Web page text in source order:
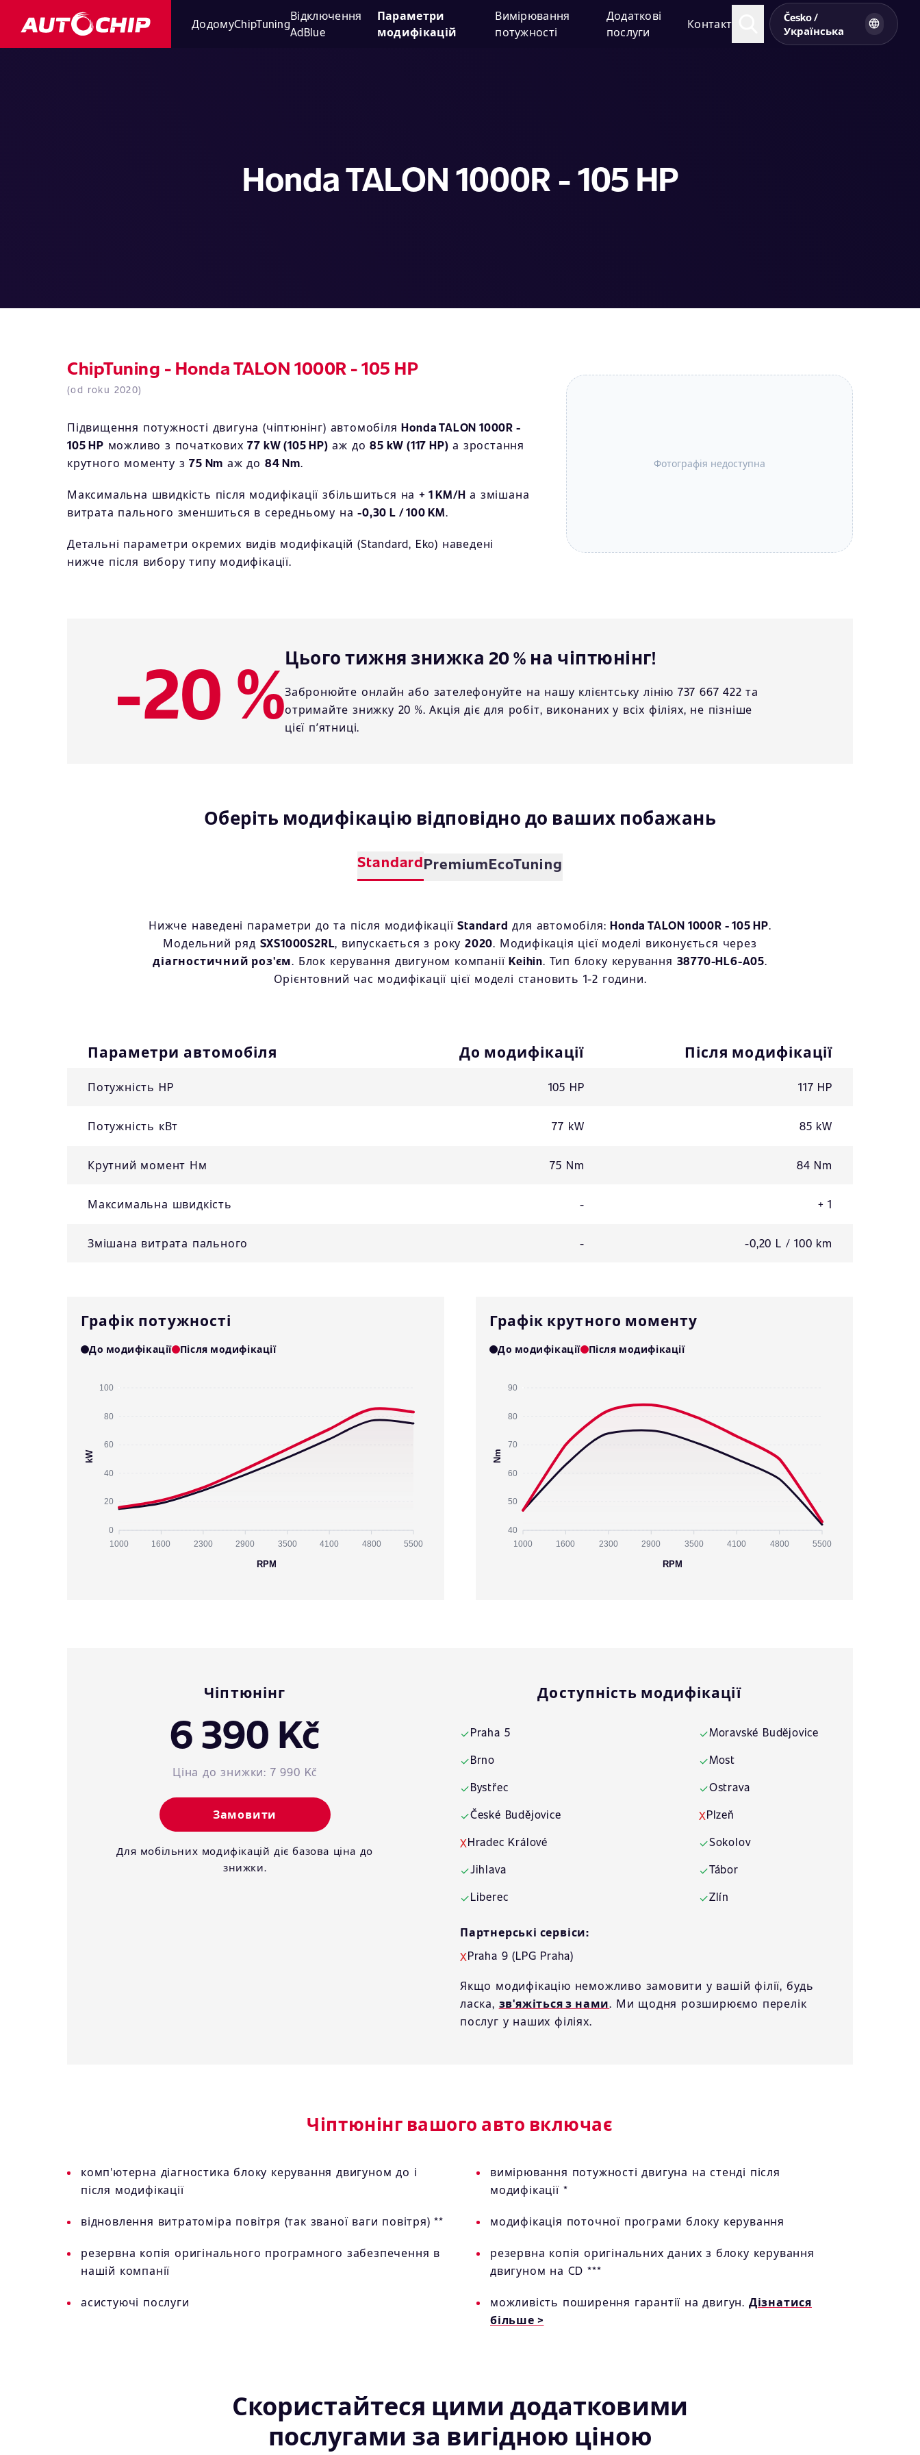
ДодомуChipTuning
Відключення
AdBlue
Параметри
модифікацій
Вимірювання
потужності
Додаткові
послуги
Контакт
Česko /
Українська
Honda TALON 1000R - 105 HP
ChipTuning - Honda TALON 1000R - 105 HP
(od roku 2020)
Підвищення потужності двигуна (чіптюнінг) автомобіляHonda TALON 1000R -
105 HP можливо з початкових77 kW (105 HP) аж до85 kW (117 HP) а зростання
крутного моменту з75 Nm аж до 84 Nm.
Максимальна швидкість після модифікації збільшиться на + 1 KM/H а змішана
витрата пального зменшиться в середньому на-0,30 L / 100 KM.
Детальні параметри окремих видів модифікацій (Standard, Eko) наведені
нижче після вибору типу модифікації.
Фотографія недоступна
-20 %Цього тижня знижка 20 % на чіптюнінг!
Забронюйте онлайн або зателефонуйте на нашу клієнтську лінію 737 667 422 та
отримайте знижку 20 %. Акція діє для робіт, виконаних у всіх філіях, не пізніше
цієї пʼятниці.
Оберіть модифікацію відповідно до ваших побажань
StandardPremiumEcoTuning
Нижче наведені параметри до та після модифікаціїStandard для автомобіля:Honda TALON 1000R - 105 HP.
Модельний ряд SXS1000S2RL, випускається з року 2020. Модифікація цієї моделі виконується через
діагностичний роз'єм. Блок керування двигуном компаніїKeihin. Тип блоку керування 38770-HL6-A05.
Орієнтовний час модифікації цієї моделі становить 1-2 години.
Параметри автомобіля До модифікації Після модифікації
Потужність HP 105 HP 117 HP
Потужність кВт 77 kW 85 kW
Крутний момент Нм 75 Nm 84 Nm
Максимальна швидкість - + 1
Змішана витрата пального - -0,20 L / 100 km
Графік потужності
До модифікації Після модифікації
100
80
60
40
20
0
kW
1000 1600 2300 2900 3500 4100 4800 5500
RPM
Графік крутного моменту
До модифікації Після модифікації
90
80
70
60
50
40
Nm
1000 1600 2300 2900 3500 4100 4800 5500
RPM
Чіптюнінг
6 390 Kč
Ціна до знижки: 7 990 Kč
Замовити
Для мобільних модифікацій діє базова ціна до
знижки.
Доступність модифікації
✓Praha 5
✓Brno
✓Bystřec
✓České Budějovice
XHradec Králové
✓Jihlava
✓Liberec
✓Moravské Budějovice
✓Most
✓Ostrava
XPlzeň
✓Sokolov
✓Tábor
✓Zlín
Партнерські сервіси:
XPraha 9 (LPG Praha)
Якщо модифікацію неможливо замовити у вашій філії, будь
ласка, зв'яжіться з нами. Ми щодня розширюємо перелік
послуг у наших філіях.
Чіптюнінг вашого авто включає
комп'ютерна діагностика блоку керування двигуном до і
після модифікації
вимірювання потужності двигуна на стенді після
модифікації *
відновлення витратоміра повітря (так званої ваги повітря) ** модифікація поточної програми блоку керування
резервна копія оригінального програмного забезпечення в
нашій компанії
резервна копія оригінальних даних з блоку керування
двигуном на CD ***
асистуючі послуги можливість поширення гарантії на двигун. Дізнатися
більше >
Скористайтеся цими додатковими
послугами за вигідною ціною